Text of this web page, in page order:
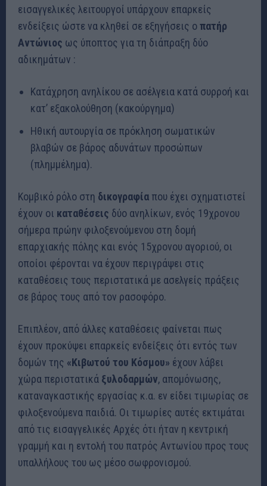
εισαγγελικές λειτουργοί υπάρχουν επαρκείς
ενδείξεις ώστε να κληθεί σε εξηγήσεις οπατήρ
Αντώνιος ως ύποπτος για τη διάπραξη δύο
αδικημάτων :
Κατάχρηση ανηλίκου σε ασέλγεια κατά συρροή και
κατ’ εξακολούθηση (κακούργημα)
Ηθική αυτουργία σε πρόκληση σωματικών
βλαβών σε βάρος αδυνάτων προσώπων
(πλημμέλημα).
Κομβικό ρόλο στη δικογραφία που έχει σχηματιστεί
έχουν οι καταθέσεις δύο ανηλίκων, ενός 19χρονου
σήμερα πρώην φιλοξενούμενου στη δομή
επαρχιακής πόλης και ενός 15χρονου αγοριού, οι
οποίοι φέρονται να έχουν περιγράψει στις
καταθέσεις τους περιστατικά με ασελγείς πράξεις
σε βάρος τους από τον ρασοφόρο.
Επιπλέον, από άλλες καταθέσεις φαίνεται πως
έχουν προκύψει επαρκείς ενδείξεις ότι εντός των
δομών της «Κιβωτού του Κόσμου» έχουν λάβει
χώρα περιστατικά ξυλοδαρμών, απομόνωσης,
καταναγκαστικής εργασίας κ.α. εν είδει τιμωρίας σε
φιλοξενούμενα παιδιά. Οι τιμωρίες αυτές εκτιμάται
από τις εισαγγελικές Αρχές ότι ήταν η κεντρική
γραμμή και η εντολή του πατρός Αντωνίου προς τους
υπαλλήλους του ως μέσο σωφρονισμού.